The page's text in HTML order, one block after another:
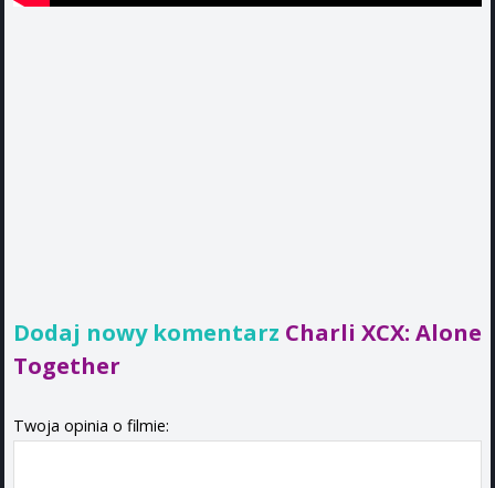
Dodaj nowy komentarz Charli XCX: Alone
Together
Twoja opinia o filmie: